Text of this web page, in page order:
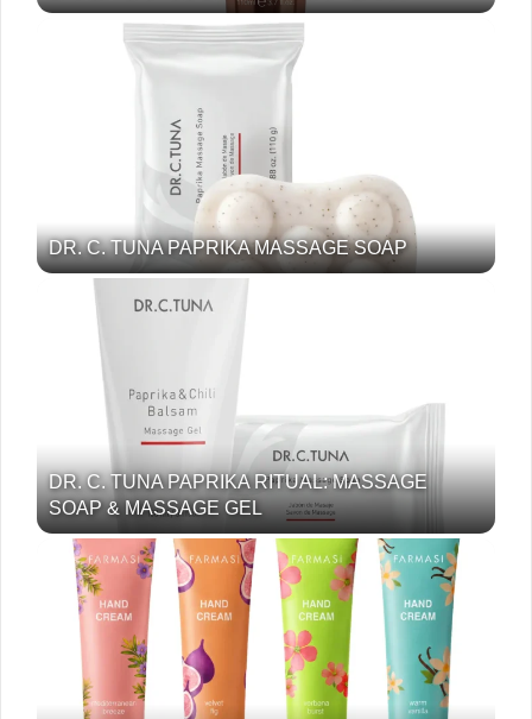
DR. C. TUNA PAPRIKA MASSAGE SOAP
DR. C. TUNA PAPRIKA RITUAL: MASSAGE
SOAP & MASSAGE GEL